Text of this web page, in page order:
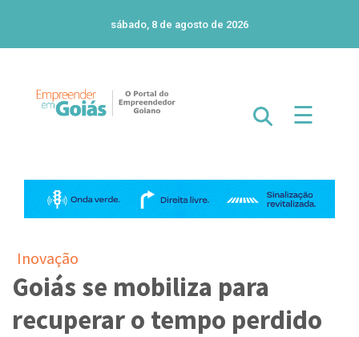
sábado, 8 de agosto de 2026
☰
Inovação
Goiás se mobiliza para
recuperar o tempo perdido